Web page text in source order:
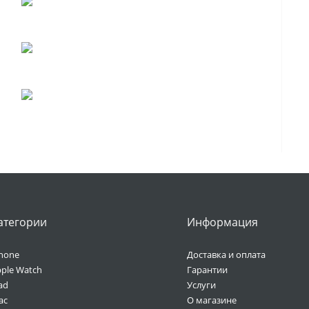
Watch
Информация
Доставка и оплата
Гарантии
Услуги
О магазине